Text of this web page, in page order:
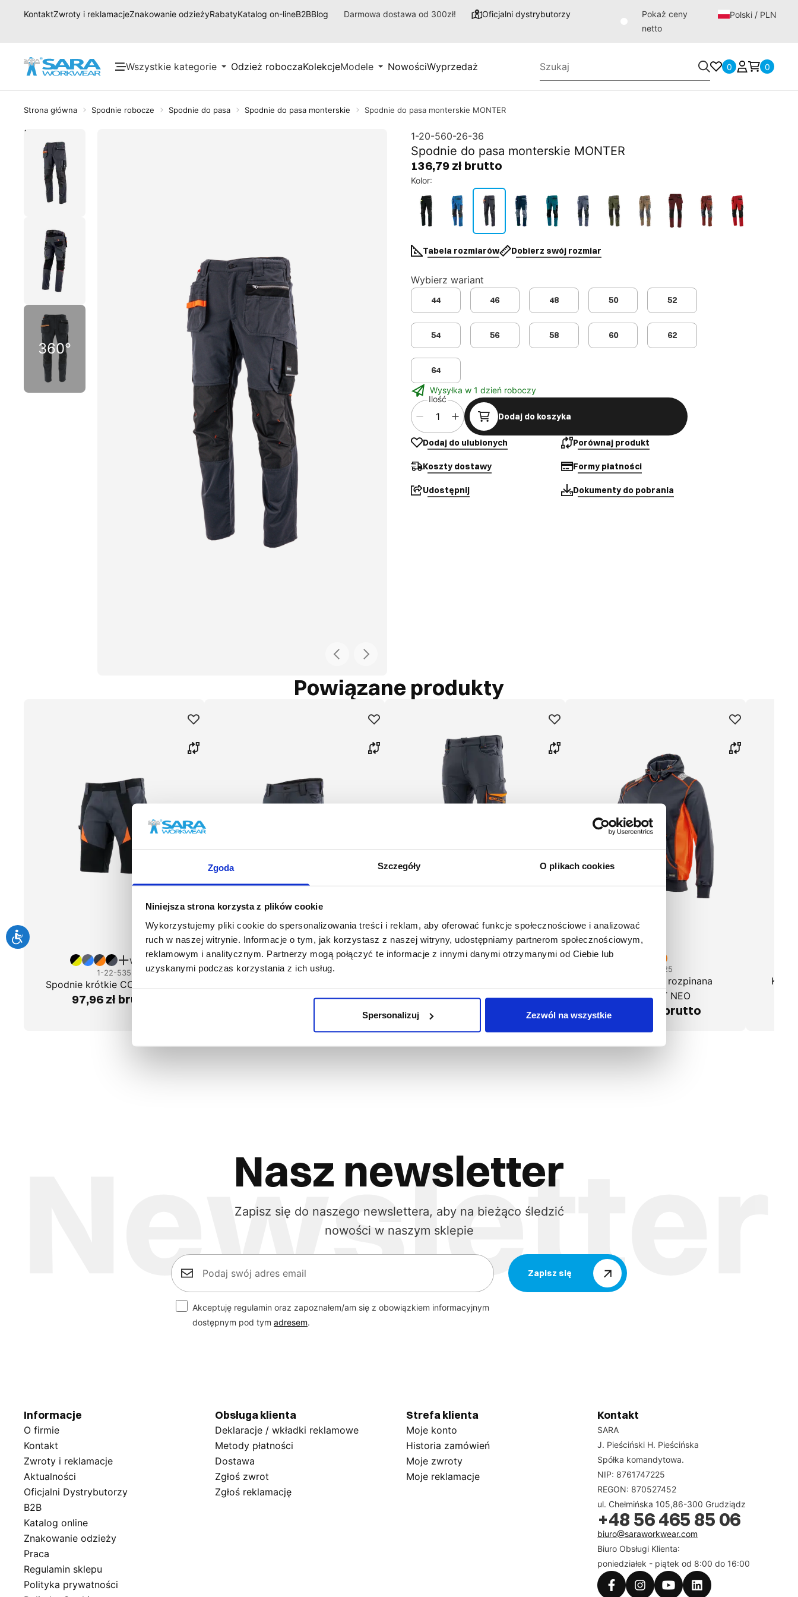
Zgoda Szczegóły O plikach cookies
Niniejsza strona korzysta z plików cookie
Wykorzystujemy pliki cookie do spersonalizowania treści i reklam, aby oferować funkcje społecznościowe i analizować
ruch w naszej witrynie. Informacje o tym, jak korzystasz z naszej witryny, udostępniamy partnerom społecznościowym,
reklamowym i analitycznym. Partnerzy mogą połączyć te informacje z innymi danymi otrzymanymi od Ciebie lub
uzyskanymi podczas korzystania z ich usług.
Spersonalizuj Zezwól na wszystkie
KontaktZwroty i reklamacjeZnakowanie odzieżyRabatyKatalog on-lineB2BBlog Darmowa dostawa od 300zł! Oficjalni dystrybutorzy
Pokaż ceny
netto
Polski / PLN
Wszystkie kategorie Odzież roboczaKolekcjeModele NowościWyprzedaż 0 0
Strona główna Spodnie robocze Spodnie do pasa Spodnie do pasa monterskie Spodnie do pasa monterskie MONTER
1-20-560-26-36
Spodnie do pasa monterskie MONTER
136,79 zł brutto
Kolor:
Tabela rozmiarów Dobierz swój rozmiar
Wybierz wariant
44 46 48 50 52
54 56 58 60 62
64
Wysyłka w 1 dzień roboczy
Ilość
Dodaj do koszyka
Dodaj do ulubionych Porównaj produkt
Koszty dostawy Formy płatności
Udostępnij Dokumenty do pobrania
Powiązane produkty
więcej
1-22-535
Spodnie krótkie COTTONFLEX
97,96 zł brutto
więcej
1-22-525
123,66 zł brutto
COMFORT NEO WINTER
224,06 zł brutto
1-35-625
Bluza dresowa rozpinana
COMFORT NEO
171,56 zł brutto
Nasz newsletter
Zapisz się do naszego newslettera, aby na bieżąco śledzić
nowości w naszym sklepie
Zapisz się
Akceptuję regulamin oraz zapoznałem/am się z obowiązkiem informacyjnym
dostępnym pod tym adresem.
Informacje
O firmie
Kontakt
Zwroty i reklamacje
Aktualności
Oficjalni Dystrybutorzy
B2B
Katalog online
Znakowanie odzieży
Praca
Regulamin sklepu
Polityka prywatności
Obsługa klienta
Deklaracje / wkładki reklamowe
Metody płatności
Dostawa
Zgłoś zwrot
Zgłoś reklamację
Strefa klienta
Moje konto
Historia zamówień
Moje zwroty
Moje reklamacje
Kontakt
SARA
J. Pieściński H. Pieścińska
Spółka komandytowa.
NIP: 8761747225
REGON: 870527452
ul. Chełmińska 105,86-300 Grudziądz
+48 56 465 85 06
biuro@saraworkwear.com
Biuro Obsługi Klienta:
poniedziałek - piątek od 8:00 do 16:00